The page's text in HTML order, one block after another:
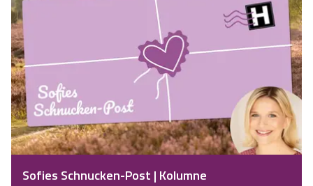
Sofies Schnucken-Post | Kolumne